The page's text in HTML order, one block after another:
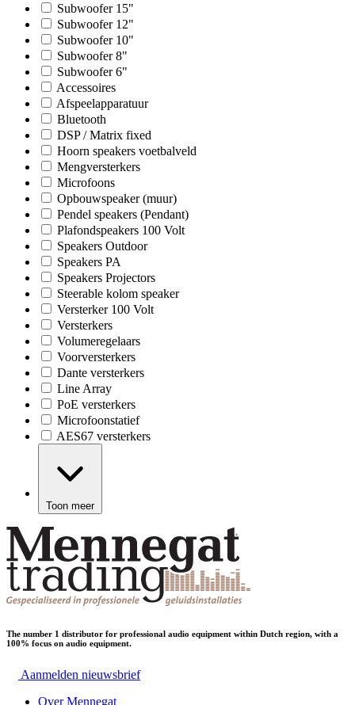
Subwoofer 15"
Subwoofer 12"
Subwoofer 10"
Subwoofer 8"
Subwoofer 6"
Accessoires
Afspeelapparatuur
Bluetooth
DSP / Matrix fixed
Hoorn speakers voetbalveld
Mengversterkers
Microfoons
Opbouwspeaker (muur)
Pendel speakers (Pendant)
Plafondspeakers 100 Volt
Speakers Outdoor
Speakers PA
Speakers Projectors
Steerable kolom speaker
Versterker 100 Volt
Versterkers
Volumeregelaars
Voorversterkers
Dante versterkers
Line Array
PoE versterkers
Microfoonstatief
AES67 versterkers
Toon meer
The number 1 distributor for professional audio equipment within Dutch region, with a
100% focus on audio equipment.
Aanmelden nieuwsbrief
Over Mennegat